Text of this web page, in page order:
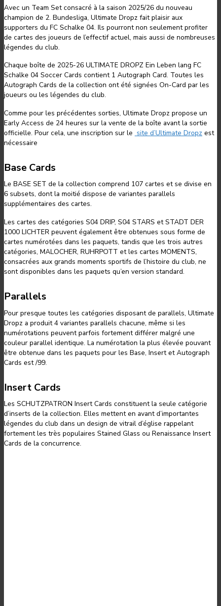
Avec un Team Set consacré à la saison 2025/26 du nouveau
champion de 2. Bundesliga, Ultimate Dropz fait plaisir aux
supporters du FC Schalke 04. Ils pourront non seulement profiter
de cartes des joueurs de l’effectif actuel, mais aussi de nombreuses
légendes du club.
Chaque boîte de 2025-26 ULTIMATE DROPZ Ein Leben lang FC
Schalke 04 Soccer Cards contient 1 Autograph Card. Toutes les
Autograph Cards de la collection ont été signées On-Card par les
joueurs ou les légendes du club.
Comme pour les précédentes sorties, Ultimate Dropz propose un
Early Access de 24 heures sur la vente de la boîte avant la sortie
officielle. Pour cela, une inscription sur le site d’Ultimate Dropz est
nécessaire
Base Cards
Le BASE SET de la collection comprend 107 cartes et se divise en
6 subsets, dont la moitié dispose de variantes parallels
supplémentaires des cartes.
Les cartes des catégories S04 DRIP, S04 STARS et STADT DER
1000 LICHTER peuvent également être obtenues sous forme de
cartes numérotées dans les paquets, tandis que les trois autres
catégories, MALOCHER, RUHRPOTT et les cartes MOMENTS,
consacrées aux grands moments sportifs de l’histoire du club, ne
sont disponibles dans les paquets qu’en version standard.
Parallels
Pour presque toutes les catégories disposant de parallels, Ultimate
Dropz a produit 4 variantes parallels chacune, même si les
numérotations peuvent parfois fortement différer malgré une
couleur parallel identique. La numérotation la plus élevée pouvant
être obtenue dans les paquets pour les Base, Insert et Autograph
Cards est /99.
Insert Cards
Les SCHUTZPATRON Insert Cards constituent la seule catégorie
d’inserts de la collection. Elles mettent en avant d’importantes
légendes du club dans un design de vitrail d’église rappelant
fortement les très populaires Stained Glass ou Renaissance Insert
Cards de la concurrence.